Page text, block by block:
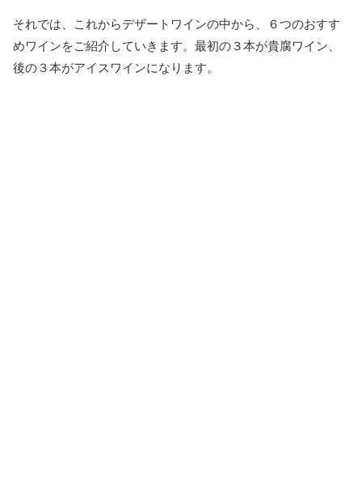
それでは、これからデザートワインの中から、６つのおすす
めワインをご紹介していきます。最初の３本が貴腐ワイン、
後の３本がアイスワインになります。